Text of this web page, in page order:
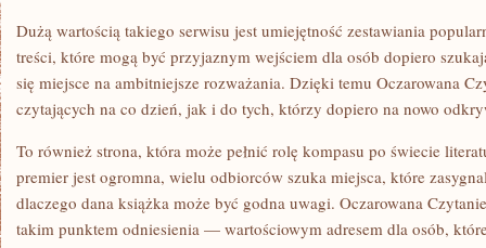
Dużą wartością takiego serwisu jest umiejętność zestawiania
treści, które mogą być przyjaznym wejściem dla osób dopiero
się miejsce na ambitniejsze rozważania. Dzięki temu Oczarowana
czytających na co dzień, jak i do tych, którzy dopiero na nowo
To również strona, która może pełnić rolę kompasu po świecie
premier jest ogromna, wielu odbiorców szuka miejsca, które
dlaczego dana książka może być godna uwagi. Oczarowana
takim punktem odniesienia — wartościowym adresem dla osób,